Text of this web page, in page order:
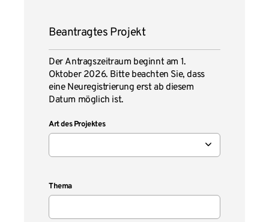
Beantragtes Projekt
Der Antragszeitraum beginnt am 1.
Oktober 2026. Bitte beachten Sie, dass
eine Neuregistrierung erst ab diesem
Datum möglich ist.
Art des Projektes
Thema